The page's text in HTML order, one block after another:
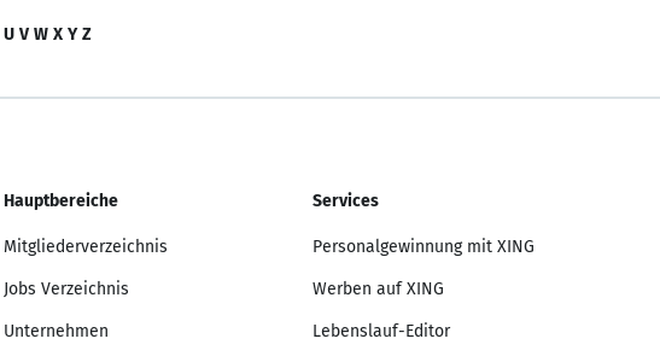
U V W X Y Z
Hauptbereiche
Mitgliederverzeichnis
Jobs Verzeichnis
Unternehmen
Services
Personalgewinnung mit XING
Werben auf XING
Lebenslauf-Editor